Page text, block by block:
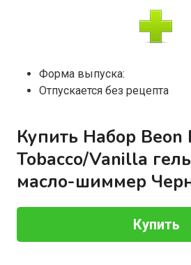
Форма выпуска:
Отпускается без рецепта
Купить Набор Beon
Tobacco/Vanilla
масло-шиммер
Купить